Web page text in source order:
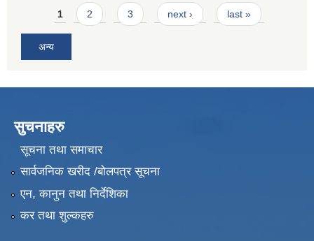
Pages
1 2 3 next › last »
अन्य
सुचनाहरु
सूचना तथा समाचार
सार्वजनिक खरीद /बोलपत्र सूचना
एन, कानुन तथा निर्देशिका
कर तथा शुल्कहरु